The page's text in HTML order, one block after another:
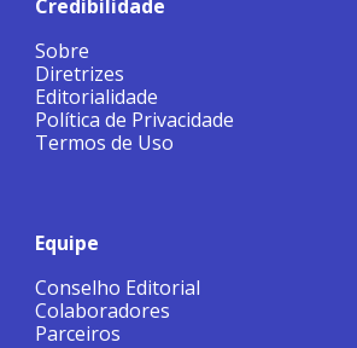
Credibilidade
Sobre
Diretrizes
Editorialidade
Política de Privacidade
Termos de Uso
Equipe
Conselho Editorial
Colaboradores
Parceiros